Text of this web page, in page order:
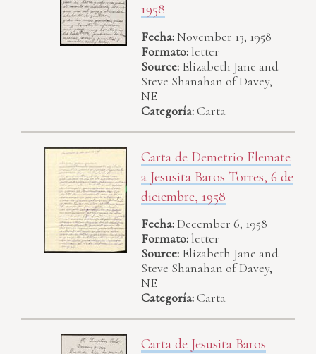
1958
Fecha:November 13, 1958
Formato: letter
Source: Elizabeth Jane and
Steve Shanahan of Davey,
NE
Categoría:Carta
Carta de Demetrio Flemate
a Jesusita Baros Torres, 6 de
diciembre, 1958
Fecha:December 6, 1958
Formato: letter
Source: Elizabeth Jane and
Steve Shanahan of Davey,
NE
Categoría:Carta
Carta de Jesusita Baros